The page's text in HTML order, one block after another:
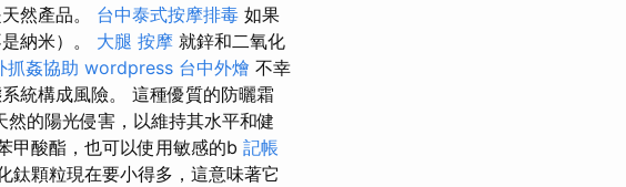
然產品。 台中泰式按摩排毒 如果
納米）。 大腿 按摩 就鋅和二氧化
抓姦協助 wordpress 台中外燴 不幸
統構成風險。 這種優質的防曬霜
然的陽光侵害，以維持其水平和健
甲酸酯，也可以使用敏感的b 記帳
鈦顆粒現在要小得多，這意味著它